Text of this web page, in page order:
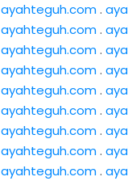
ayahteguh.com.
ayahteguh.com.
ayahteguh.com.
ayahteguh.com.
ayahteguh.com.
ayahteguh.com.
ayahteguh.com.
ayahteguh.com.
ayahteguh.com.